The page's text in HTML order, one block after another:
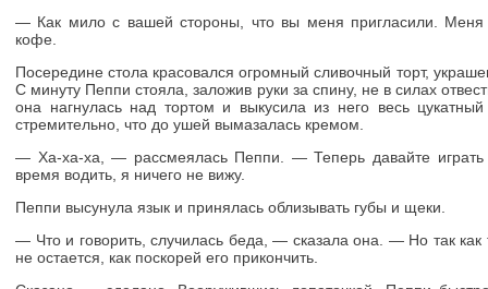
— Как мило с вашей стороны, что вы меня пригласили. Меня
кофе.
Посередине стола красовался огромный сливочный торт,
С минуту Пеппи стояла, заложив руки за спину, не в силах
она нагнулась над тортом и выкусила из него весь
стремительно, что до ушей вымазалась кремом.
— Ха-ха-ха, — рассмеялась Пеппи. — Теперь давайте
время водить, я ничего не вижу.
Пеппи высунула язык и принялась облизывать губы и щеки.
— Что и говорить, случилась беда, — сказала она. — Но так как
не остается, как поскорей его прикончить.